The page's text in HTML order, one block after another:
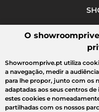
Pesquisar uma
Todas as vendas Moda
O
Showroomprive.pt utiliza
a navegação, medir a
para lhe propor, junto com os
adaptadas aos seus centros
estes cookies e
partilhadas com os nossos